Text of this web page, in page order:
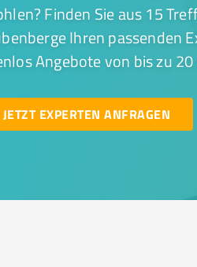
Finden Sie aus 15
Ihren passenden
Angebote von bis zu
JETZT EXPERTEN ANFRAGEN